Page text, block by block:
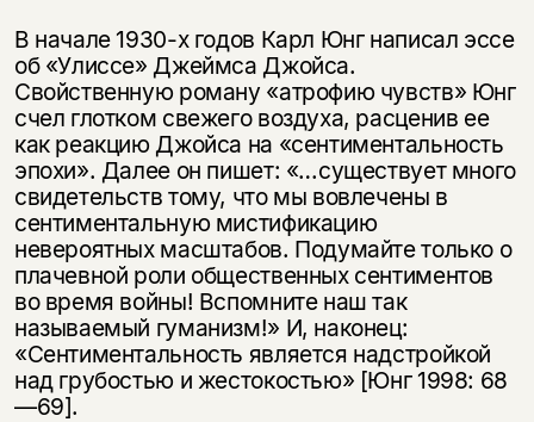
В начале 1930-х годов Карл Юнг написал эссе
об «Улиссе» Джеймса Джойса.
Свойственную роману «атрофию чувств» Юнг
счел глотком свежего воздуха, расценив ее
как реакцию Джойса на «сентиментальность
эпохи». Далее он пишет: «…существует много
свидетельств тому, что мы вовлечены в
сентиментальную мистификацию
невероятных масштабов. Подумайте только о
плачевной роли общественных сентиментов
во время войны! Вспомните наш так
называемый гуманизм!» И, наконец:
«Сентиментальность является надстройкой
над грубостью и жестокостью» [Юнг 1998: 68
—69].